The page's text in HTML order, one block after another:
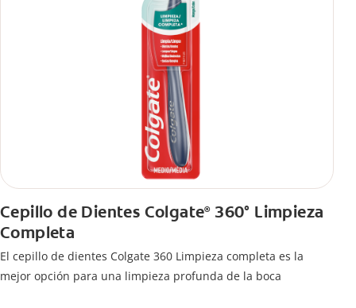
Cepillo de Dientes Colgate®360° Limpieza
Completa
El cepillo de dientes Colgate 360 Limpieza completa es la
mejor opción para una limpieza profunda de la boca